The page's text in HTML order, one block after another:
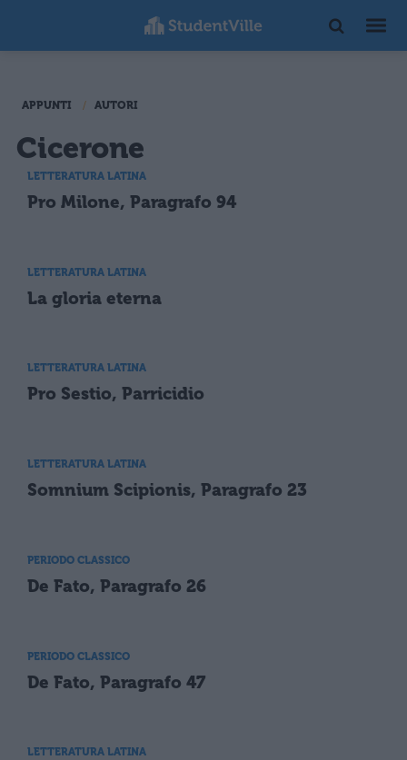
APPUNTI AUTORI
Cicerone
LETTERATURA LATINA
Pro Milone, Paragrafo 94
LETTERATURA LATINA
La gloria eterna
LETTERATURA LATINA
Pro Sestio, Parricidio
LETTERATURA LATINA
Somnium Scipionis, Paragrafo 23
PERIODO CLASSICO
De Fato, Paragrafo 26
PERIODO CLASSICO
De Fato, Paragrafo 47
LETTERATURA LATINA